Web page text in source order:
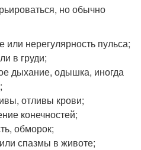
но обычно
нерегулярность пульса;
в груди;
дыхание, одышка, иногда
отливы крови;
конечностей;
обморок;
спазмы в животе;